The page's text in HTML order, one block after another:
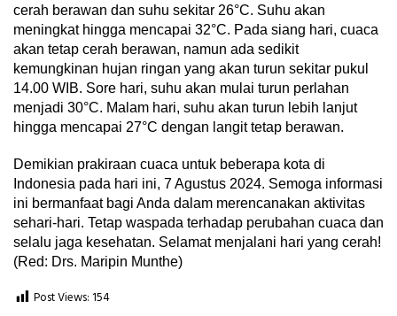
cerah berawan dan suhu sekitar 26°C. Suhu akan
meningkat hingga mencapai 32°C. Pada siang hari, cuaca
akan tetap cerah berawan, namun ada sedikit
kemungkinan hujan ringan yang akan turun sekitar pukul
14.00 WIB. Sore hari, suhu akan mulai turun perlahan
menjadi 30°C. Malam hari, suhu akan turun lebih lanjut
hingga mencapai 27°C dengan langit tetap berawan.
Demikian prakiraan cuaca untuk beberapa kota di
Indonesia pada hari ini, 7 Agustus 2024. Semoga informasi
ini bermanfaat bagi Anda dalam merencanakan aktivitas
sehari-hari. Tetap waspada terhadap perubahan cuaca dan
selalu jaga kesehatan. Selamat menjalani hari yang cerah!
(Red: Drs. Maripin Munthe)
Post Views: 154